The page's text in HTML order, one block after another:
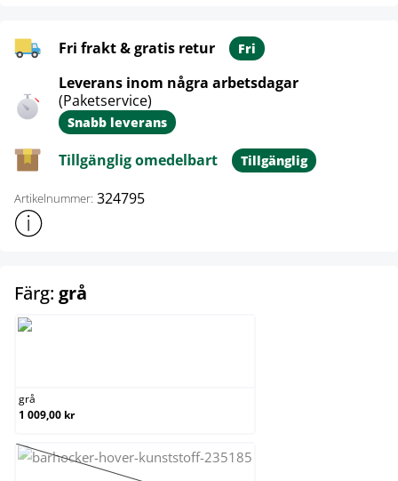
Fri frakt & gratis retur Fri
Leverans inom några arbetsdagar
(Paketservice)
Snabb leverans
Tillgänglig omedelbart Tillgänglig
Artikelnummer: 324795
Visa mer produktinformation
Färg: grå
grå
1 009,00 kr